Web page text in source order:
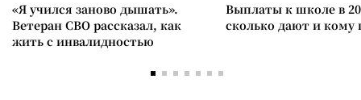
«Я учился заново дышать».
Ветеран СВО рассказал, как
жить с инвалидностью
Выплаты к школе в
сколько дают и